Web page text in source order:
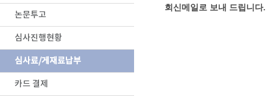
논문투고
심사진행현황
심사료/게재료납부
카드 결제
회신메일로 보내 드립니다.